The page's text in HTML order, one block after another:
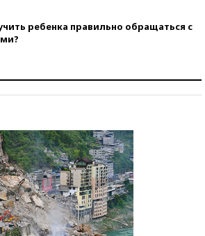
ребенка правильно обращаться с